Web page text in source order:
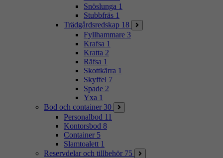
Snöslunga 1
Stubbfräs 1
Trädgårdsredskap 18
Fyllhammare 3
Krafsa 1
Kratta 2
Räfsa 1
Skottkärra 1
Skyffel 7
Spade 2
Yxa 1
Bod och container 30
Personalbod 11
Kontorsbod 8
Container 5
Slamtoalett 1
Reservdelar och tillbehör 75